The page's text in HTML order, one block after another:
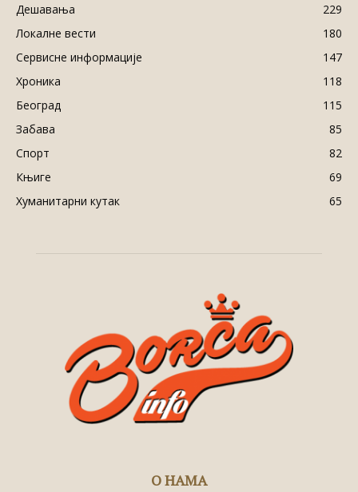
Дешавања
229
Локалне вести
180
Сервисне информације
147
Хроника
118
Београд
115
Забава
85
Спорт
82
Књиге
69
Хуманитарни кутак
65
О НАМА